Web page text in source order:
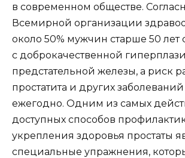
в современном обществе.
Всемирной организации
около 50% мужчин старше 50 лет
с доброкачественной
предстательной железы, а риск
простатита и других заболеваний
ежегодно. Одним из самых
доступных способов
укрепления здоровья простаты
специальные упражнения,